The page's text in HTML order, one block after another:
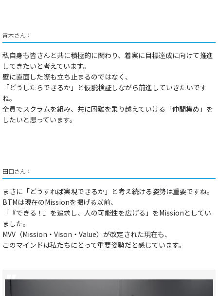
青木さん：
私自身も皆さんと共に積極的に関わり、着実に目標達成に向けて推進
してきたいと考えています。
​​壁に直面した際も立ち止まるのではなく、
​​「どうしたらできるか」と仮説検証しながら前進していきたい​​です
ね。​
全員でスクラムを組み、共に困難を乗り越えていける「仲間集め」を
したい​​と思っています。​
田口さん：​
​​まさに​​ 「どうすれば実現できるか」と考え続ける姿勢は重要ですね。​
​​BTMは現在のMissionを掲げる以前、
「『できる！』を追求し、人の可能性を広げる」 ​​をMissionとしてい
ました。​
​​MVV（Mission・Vison・Value）が改定された現在も、
このマインドは私たちにとって重要姿勢だと感じています。​